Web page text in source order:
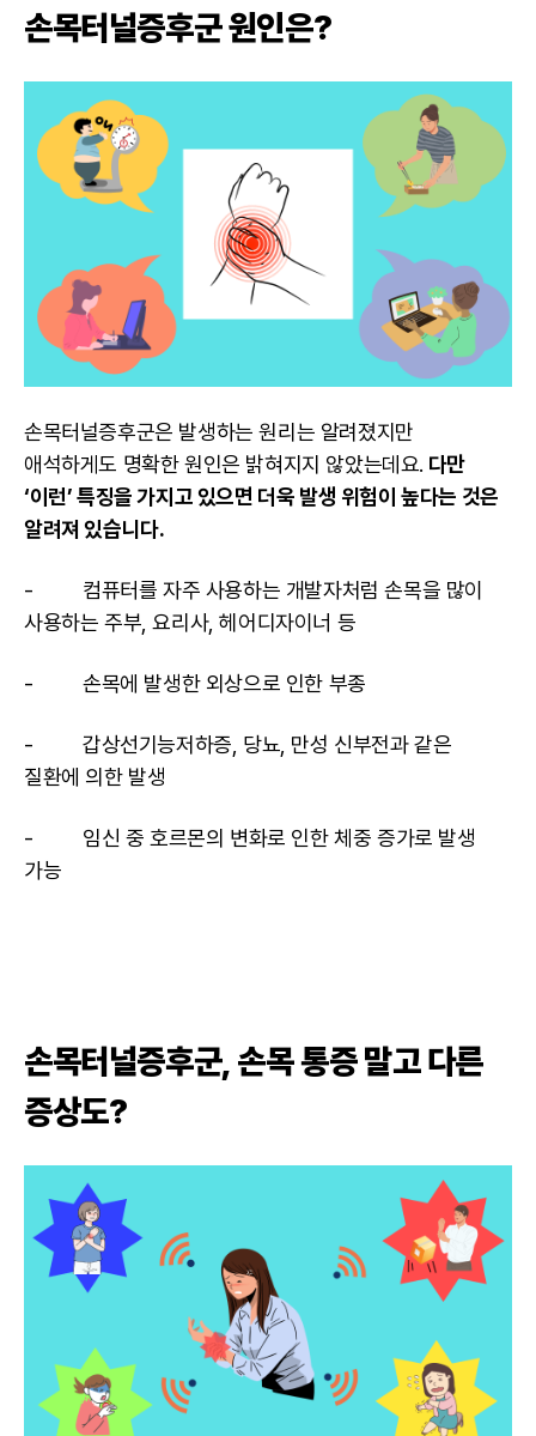
손목터널증후군 원인은?
손목터널증후군은 발생하는 원리는 알려졌지만
애석하게도 명확한 원인은 밝혀지지 않았는데요. 다만
‘이런’ 특징을 가지고 있으면 더욱 발생 위험이 높다는 것은
알려져 있습니다.
- 컴퓨터를 자주 사용하는 개발자처럼 손목을 많이
사용하는 주부, 요리사, 헤어디자이너 등
- 손목에 발생한 외상으로 인한 부종
- 갑상선기능저하증, 당뇨, 만성 신부전과 같은
질환에 의한 발생
- 임신 중 호르몬의 변화로 인한 체중 증가로 발생
가능
손목터널증후군, 손목 통증 말고 다른
증상도?